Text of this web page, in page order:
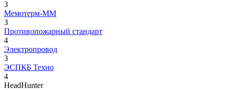
3
Мемотерм-ММ
3
Противопожарный стандарт
4
Электропровод
3
ЭСПКБ Техно
4
HeadHunter